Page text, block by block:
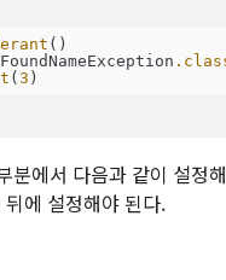
()
( 3 )
분에서 다음과 같이 설정
에 설정해야 된다.